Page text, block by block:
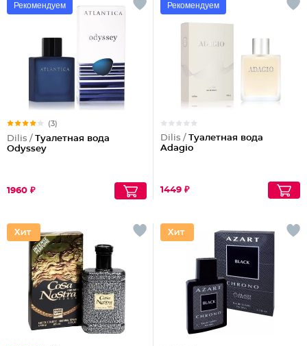
Рекомендуем
(3)
Dilis / Туалетная вода
Odyssey
1960 ₽
Рекомендуем
Dilis / Туалетная вода
Adagio
1449 ₽